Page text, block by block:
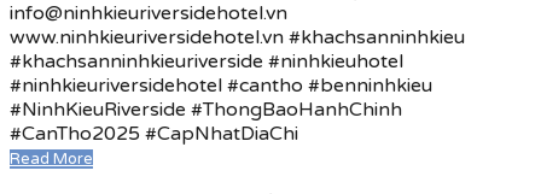
info@ninhkieuriversidehotel.vn
www.ninhkieuriversidehotel.vn #khachsanninhkieu
#khachsanninhkieuriverside #ninhkieuhotel
#ninhkieuriversidehotel #cantho #benninhkieu
#NinhKieuRiverside #ThongBaoHanhChinh
#CanTho2025 #CapNhatDiaChi
Read More